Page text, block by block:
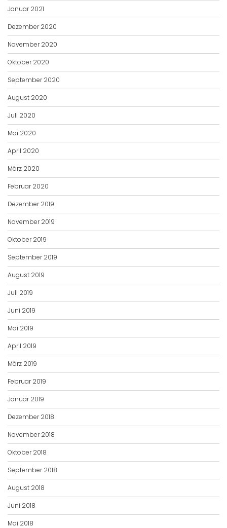
Januar 2021
Dezember 2020
November 2020
Oktober 2020
September 2020
August 2020
Juli 2020
Mai 2020
April 2020
März 2020
Februar 2020
Dezember 2019
November 2019
Oktober 2019
September 2019
August 2019
Juli 2019
Juni 2019
Mai 2019
April 2019
März 2019
Februar 2019
Januar 2019
Dezember 2018
November 2018
Oktober 2018
September 2018
August 2018
Juni 2018
Mai 2018